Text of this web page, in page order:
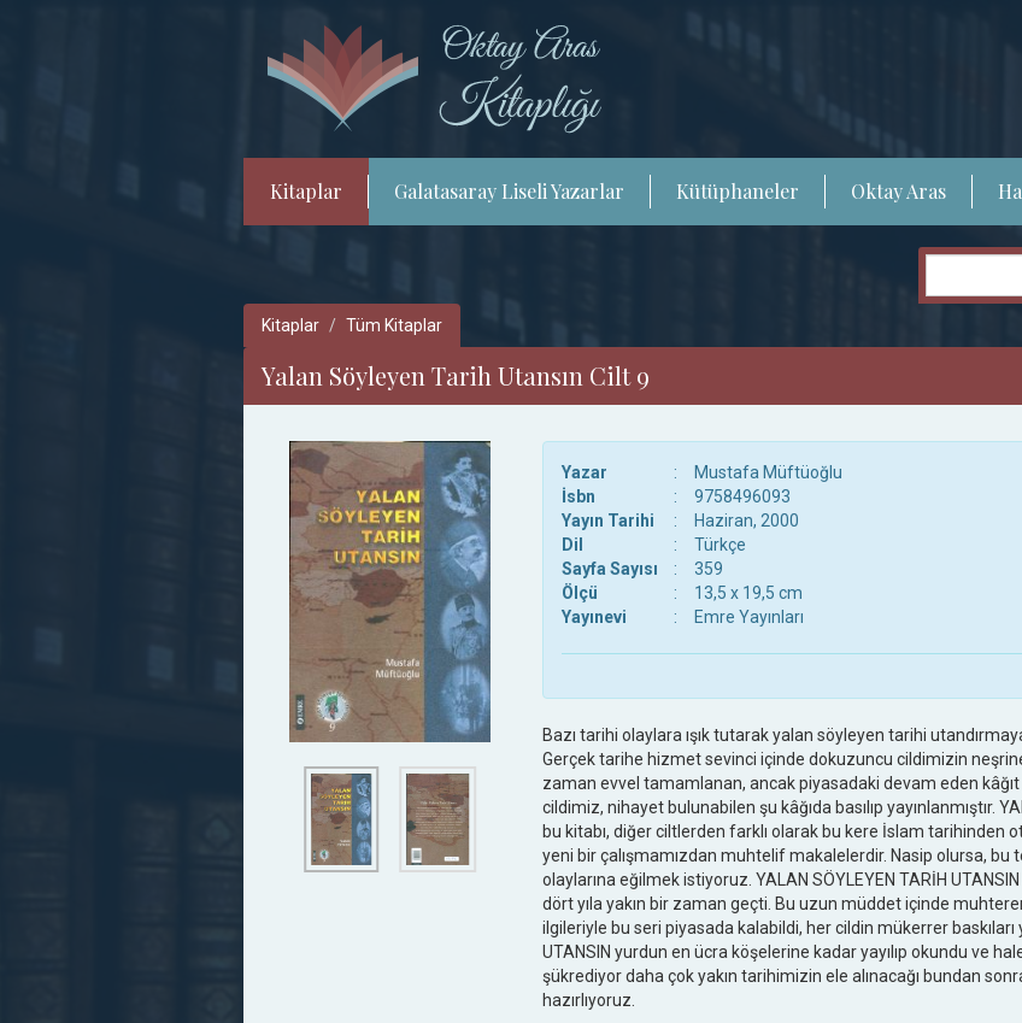
Kitaplar Galatasaray Liseli Yazarlar Kütüphaneler Oktay Aras
Kitaplar Tüm Kitaplar
Yalan Söyleyen Tarih Utansın Cilt 9
Yazar :
Mustafa Müftüoğlu
İsbn
:
9758496093
Yayın Tarihi
:
Haziran, 2000
Dil
:
Türkçe
Sayfa Sayısı
:
359
Ölçü
:
13,5 x 19,5 cm
Yayınevi
: Emre Yayınları
Bazı tarihi olaylara ışık tutarak yalan söyleyen tarihi
Gerçek tarihe hizmet sevinci içinde dokuzuncu cildimizin
zaman evvel tamamlanan, ancak piyasadaki devam eden kâğıt
cildimiz, nihayet bulunabilen şu kâğıda basılıp yayınlanmıştır.
bu kitabı, diğer ciltlerden farklı olarak bu kere İslam tarihinden
yeni bir çalışmamızdan muhtelif makalelerdir. Nasip olursa,
olaylarına eğilmek istiyoruz. YALAN SÖYLEYEN TARİH
dört yıla yakın bir zaman geçti. Bu uzun müddet içinde
ilgileriyle bu seri piyasada kalabildi, her cildin mükerrer baskıları
UTANSIN yurdun en ücra köşelerine kadar yayılıp okundu ve
şükrediyor daha çok yakın tarihimizin ele alınacağı bundan
hazırlıyoruz.